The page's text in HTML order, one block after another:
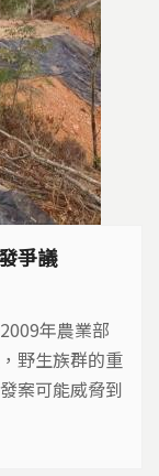
爭議
年農業部
野生族群的重
案可能威脅到